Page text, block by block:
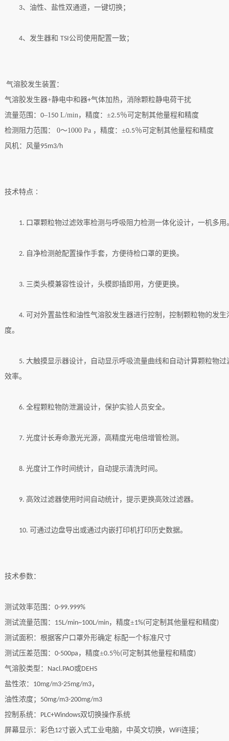
3、油性、盐性双通道，一键切换；
4、发生器和 TSI公司使用配置一致；
气溶胶发生装置 ：
气溶胶发生器+静电中和器+气体加热，消除颗粒静电荷干扰
流量范围 ： 0–150L/min， 精度： ±2.5％可定制其他量程和精度
检测阻力范围：
0～1000 Pa ，精度： ±0.5％可定制其他量程和精度
风机：风量95m3/h
技术特点 ∶
1. 口罩颗粒物过滤效率检测与呼吸阻力检测一体化设计，一机多用
2. 自净检测舱配置操作手套，方便待检口罩的更换。
3. 三类头模兼容性设计，头模即插即用，方便更换。
4. 可对外置盐性和油性气溶胶发生器进行控制，控制颗粒物的发生
度。
5. 大触摸显示器设计，自动显示呼吸流量曲线和自动计算颗粒物过
效率。
6. 全程颗粒物防泄漏设计，保护实验人员安全。
7. 光度计长寿命激光光源，高精度光电倍增管检测。
8. 光度计工作时间统计，自动提示清洗时间。
9. 高效过滤器使用时间自动统计，提示更换高效过滤器。
10. 可通过边盘导出或通过内嵌打印机打印历史数据。
技术参数：
测试效率范围： 0-99.999%
测试流量范围： 15L/min~100L/min，精度±1%(可定制其他量程和精度)
测试面积：根据客户口罩外形确定 标配一个标准尺寸
测试压差范围： 0-500pa ，精度±0.5％(可定制其他量程和精度)
气溶胶类型： Nacl.PAO或DEHS
盐性浓： 10mg/m3-25mg/m3，
油性浓度； 50mg/m3-200mg/m3
控制系统： PLC+Windows双切换操作系统
屏幕显示：彩色12寸嵌入式工业电脑，中英文切换， WiFi连接；